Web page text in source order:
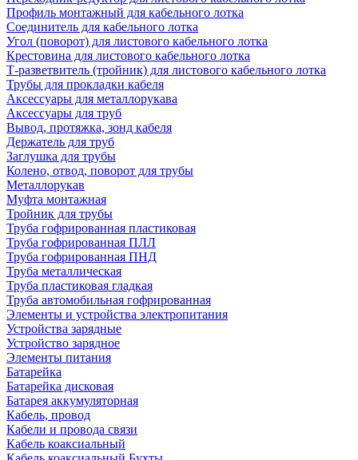
Профиль монтажный для кабельного лотка
Соединитель для кабельного лотка
Угол (поворот) для листового кабельного лотка
Крестовина для листового кабельного лотка
Т-разветвитель (тройник) для листового кабельного лотка
Трубы для прокладки кабеля
Аксессуары для металлорукава
Аксессуары для труб
Вывод, протяжка, зонд кабеля
Держатель для труб
Заглушка для трубы
Колено, отвод, поворот для трубы
Металлорукав
Муфта монтажная
Тройник для трубы
Труба гофрированная пластиковая
Труба гофрированная ПЛЛ
Труба гофрированная ПНД
Труба металлическая
Труба пластиковая гладкая
Труба автомобильная гофрированная
Элементы и устройства электропитания
Устройства зарядные
Устройство зарядное
Элементы питания
Батарейка
Батарейка дисковая
Батарея аккумуляторная
Кабель, провод
Кабели и провода связи
Кабель коаксиальный